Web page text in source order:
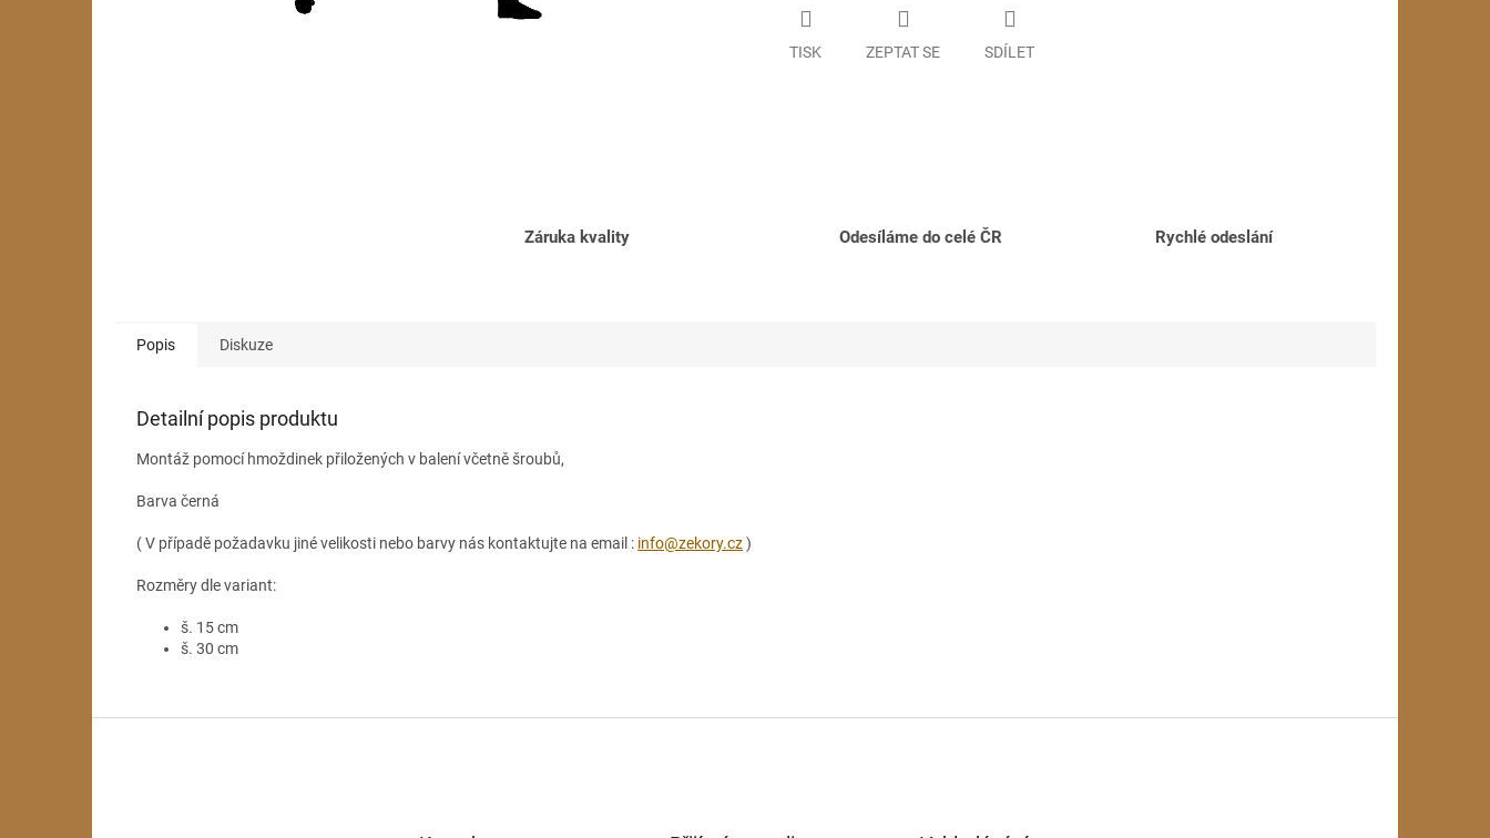
TISK ZEPTAT SE SDÍLET
Záruka kvality Odesíláme do celé ČR Rychlé odeslání
Popis Diskuze
Detailní popis produktu
Montáž pomocí hmoždinek přiložených v balení včetně šroubů,
Barva černá
( V případě požadavku jiné velikosti nebo barvy nás kontaktujte na email : info@zekory.cz)
Rozměry dle variant:
š. 15 cm
š. 30 cm